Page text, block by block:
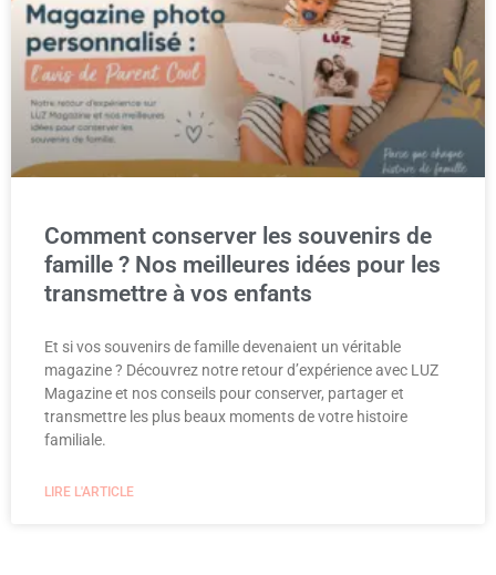
Comment conserver les souvenirs de
famille ? Nos meilleures idées pour les
transmettre à vos enfants
Et si vos souvenirs de famille devenaient un véritable
magazine ? Découvrez notre retour d’expérience avec LUZ
Magazine et nos conseils pour conserver, partager et
transmettre les plus beaux moments de votre histoire
familiale.
LIRE L'ARTICLE